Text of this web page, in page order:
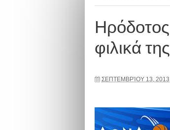
Ηρόδοτος
φιλικά
ΣΕΠΤΕΜΒΡΊΟΥ 13, 2013